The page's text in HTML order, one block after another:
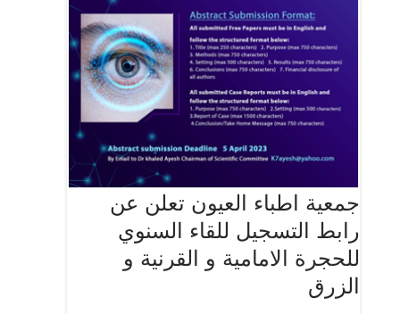
جمعية اطباء العيون تعلن عن
رابط التسجيل للقاء السنوي
للحجرة الامامية و القرنية و
الزرق